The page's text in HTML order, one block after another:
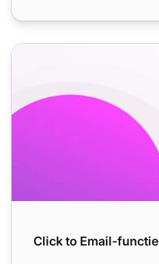
Click to Email-functie
Click to Email-functie